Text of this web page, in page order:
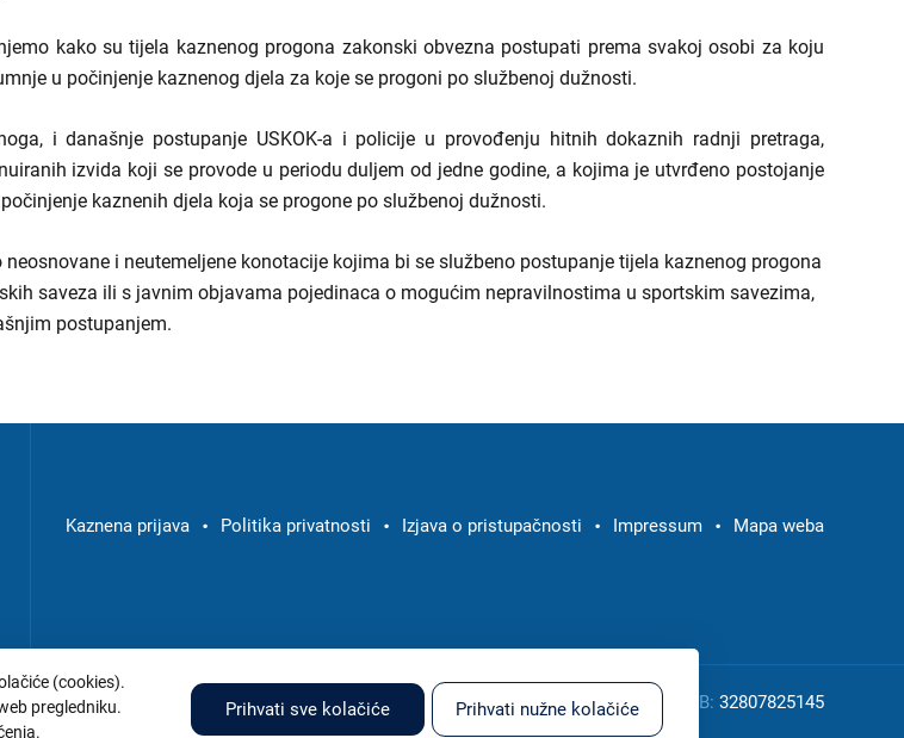
kako su tijela kaznenog progona zakonski obvezna postupati prema svakoj osobi za koju
u počinjenje kaznenog djela za koje se progoni po službenoj dužnosti.
i današnje postupanje USKOK-a i policije u provođenju hitnih dokaznih radnji pretraga,
izvida koji se provode u periodu duljem od jedne godine, a kojima je utvrđeno postojanje
kaznenih djela koja se progone po službenoj dužnosti.
i neutemeljene konotacije kojima bi se službeno postupanje tijela kaznenog progona
saveza ili s javnim objavama pojedinaca o mogućim nepravilnostima u sportskim savezima,
postupanjem.
podnožju
Kaznena prijava Politika privatnosti Izjava o pristupačnosti Impressum Mapa weba
Adresa:Branimirova 4, Zagreb Tel:+385 1 2375 654 OIB: 32807825145
(cookies).
pregledniku.
Prihvati sve kolačiće Prihvati nužne kolačiće